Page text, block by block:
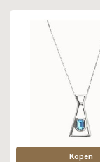
GNOES
REBEL & ROSE
SILK | SALE
SER
HORLOGE
CADEAU MAN
CADEAUTJES
CADEAUTJES
CADEAUTJES
Kopen